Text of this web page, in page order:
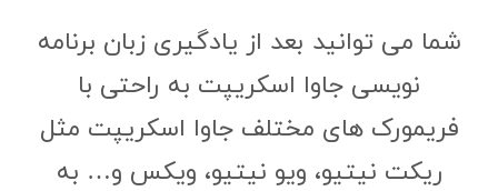
شما می توانید بعد از یادگیری زبان برنامه
نویسی جاوا اسکریپت به راحتی با
فریمورک های مختلف جاوا اسکریپت مثل
ریکت نیتیو، ویو نیتیو، ویکس و… به